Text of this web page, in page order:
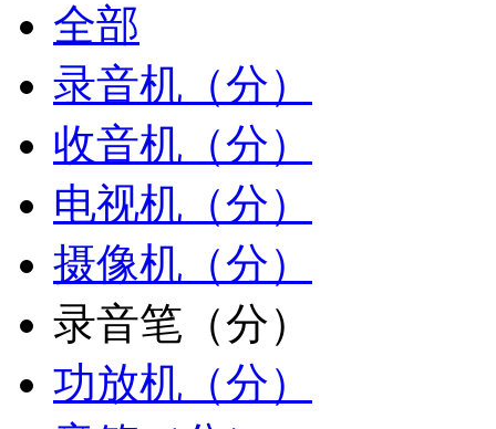
全部
录音机（分）
收音机（分）
电视机（分）
摄像机（分）
录音笔（分）
功放机（分）